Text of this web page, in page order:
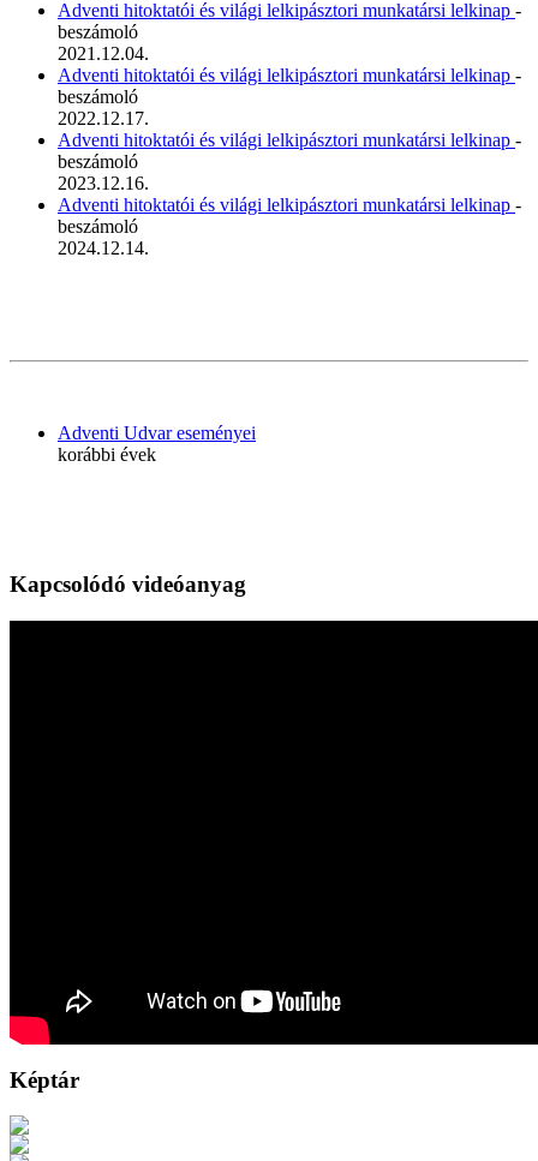
Adventi hitoktatói és világi lelkipásztori munkatársi lelkinap -
beszámoló
2021.12.04.
Adventi hitoktatói és világi lelkipásztori munkatársi lelkinap -
beszámoló
2022.12.17.
Adventi hitoktatói és világi lelkipásztori munkatársi lelkinap -
beszámoló
2023.12.16.
Adventi hitoktatói és világi lelkipásztori munkatársi lelkinap -
beszámoló
2024.12.14.
Adventi Udvar eseményei
korábbi évek
Kapcsolódó videóanyag
Képtár